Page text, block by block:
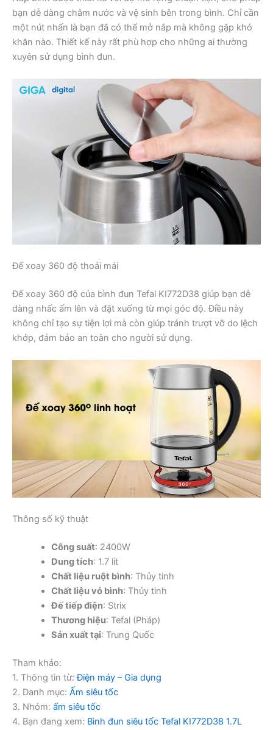
bạn dễ dàng châm nước và vệ sinh bên trong bình. Chỉ cần
một nút nhấn là bạn đã có thể mở nắp mà không gặp khó
khăn nào. Thiết kế này rất phù hợp cho những ai thường
xuyên sử dụng bình đun.
Đế xoay 360 độ thoải mái
Đế xoay 360 độ của bình đun Tefal KI772D38 giúp bạn dễ
dàng nhấc ấm lên và đặt xuống từ mọi góc độ. Điều này
không chỉ tạo sự tiện lợi mà còn giúp tránh trượt vỡ do lệch
khớp, đảm bảo an toàn cho người sử dụng.
Thông số kỹ thuật
Công suất: 2400W
Dung tích: 1.7 lít
Chất liệu ruột bình: Thủy tinh
Chất liệu vỏ bình: Thủy tinh
Đế tiếp điện: Strix
Thương hiệu: Tefal (Pháp)
Sản xuất tại: Trung Quốc
Tham khảo:
1. Thông tin từ:Điện máy – Gia dụng
2. Danh mục: Ấm siêu tốc
3. Nhóm: ấm siêu tốc
4. Bạn đang xem: Bình đun siêu tốc Tefal KI772D38 1.7L